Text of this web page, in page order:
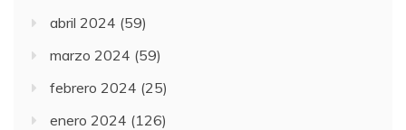
abril 2024 (59)
marzo 2024 (59)
febrero 2024 (25)
enero 2024 (126)